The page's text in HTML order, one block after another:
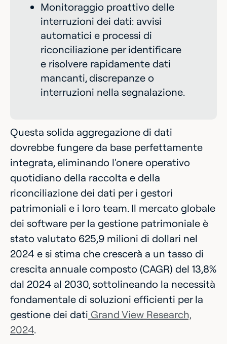
Monitoraggio proattivo delle
interruzioni dei dati: avvisi
automatici e processi di
riconciliazione per identificare
e risolvere rapidamente dati
mancanti, discrepanze o
interruzioni nella segnalazione.
Questa solida aggregazione di dati
dovrebbe fungere da base perfettamente
integrata, eliminando l'onere operativo
quotidiano della raccolta e della
riconciliazione dei dati per i gestori
patrimoniali e i loro team. Il mercato globale
dei software per la gestione patrimoniale è
stato valutato 625,9 milioni di dollari nel
2024 e si stima che crescerà a un tasso di
crescita annuale composto (CAGR) del 13,8%
dal 2024 al 2030, sottolineando la necessità
fondamentale di soluzioni efficienti per la
gestione dei dati Grand View Research,
2024.